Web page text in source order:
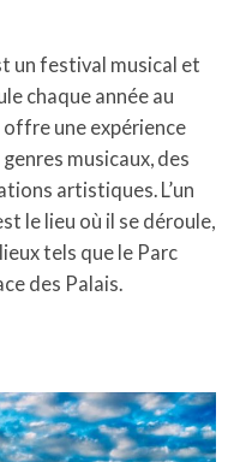
un festival musical et
chaque année au
offre une expérience
musicaux, des
artistiques. L’un
le lieu où il se déroule,
tels que le Parc
des Palais.